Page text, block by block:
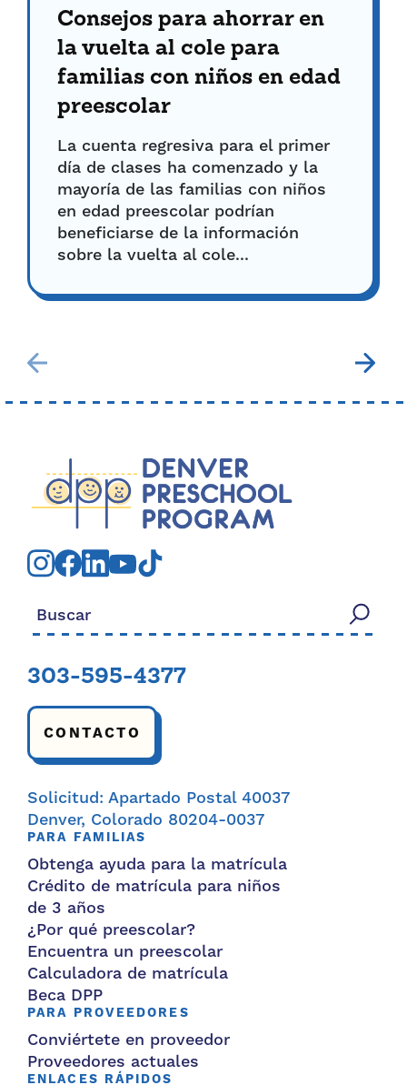
Consejos para ahorrar en
la vuelta al cole para
familias con niños en edad
preescolar
La cuenta regresiva para el primer
día de clases ha comenzado y la
mayoría de las familias con niños
en edad preescolar podrían
beneficiarse de la información
sobre la vuelta al cole...
Buscar:
303-595-4377
CONTACTO
Solicitud: Apartado Postal 40037
Denver, Colorado 80204-0037
PARA FAMILIAS
Obtenga ayuda para la matrícula
Crédito de matrícula para niños
de 3 años
¿Por qué preescolar?
Encuentra un preescolar
Calculadora de matrícula
Beca DPP
PARA PROVEEDORES
Conviértete en proveedor
Proveedores actuales
ENLACES RÁPIDOS